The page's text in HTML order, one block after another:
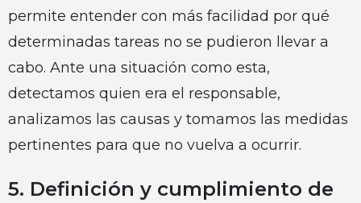
permite entender con más facilidad por qué
determinadas tareas no se pudieron llevar a
cabo. Ante una situación como esta,
detectamos quien era el responsable,
analizamos las causas y tomamos las medidas
pertinentes para que no vuelva a ocurrir.
5. Definición y cumplimiento de